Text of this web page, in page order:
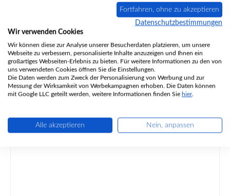
Regulärer Preis:
1.194,21 €
nicht mehr verfügbar, Produktion eingestellt
Details
Fortfahren, ohne zu akzeptieren
Datenschutzbestimmungen
Wir verwenden Cookies
Wir können diese zur Analyse unserer Besucherdaten platzieren, um unsere
Webseite zu verbessern, personalisierte Inhalte anzuzeigen und Ihnen ein
großartiges Webseiten-Erlebnis zu bieten. Für weitere Informationen zu den von
uns verwendeten Cookies öffnen Sie die Einstellungen.
Die Daten werden zum Zweck der Personalisierung von Werbung und zur
Messung der Wirksamkeit von Werbekampagnen erhoben. Die Daten können
mit Google LLC geteilt werden, weitere Informationen finden Sie hier.
Alle akzeptieren Nein, anpassen